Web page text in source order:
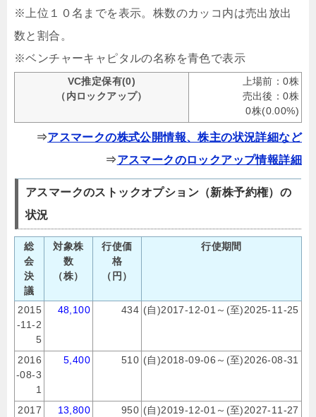
※上位１０名までを表示。株数のカッコ内は売出放出
数と割合。
※ベンチャーキャピタルの名称を青色で表示
VC推定保有(0)
（内ロックアップ）
上場前：0株
売出後：0株
0株(0.00%)
⇒アスマークの株式公開情報、株主の状況詳細など
⇒アスマークのロックアップ情報詳細
アスマークのストックオプション（新株予約権）の
状況
総
会
決
議
対象株
数
（株）
行使価
格
（円）
行使期間
2015
-11-2
5
48,100 434 (自)2017-12-01～(至)2025-11-25
2016
-08-3
1
5,400 510 (自)2018-09-06～(至)2026-08-31
2017
13,800 950 (自)2019-12-01～(至)2027-11-27